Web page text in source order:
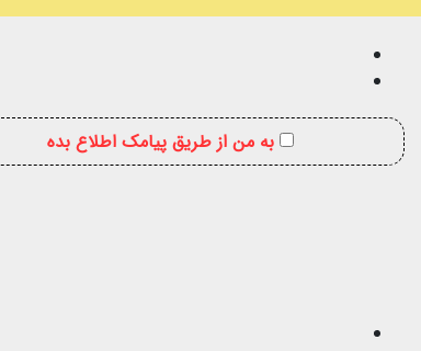
به من از طریق پیامک اطلاع بده